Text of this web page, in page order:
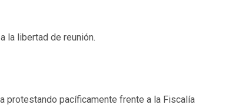
la libertad de reunión.
protestando pacíficamente frente a la Fiscalía